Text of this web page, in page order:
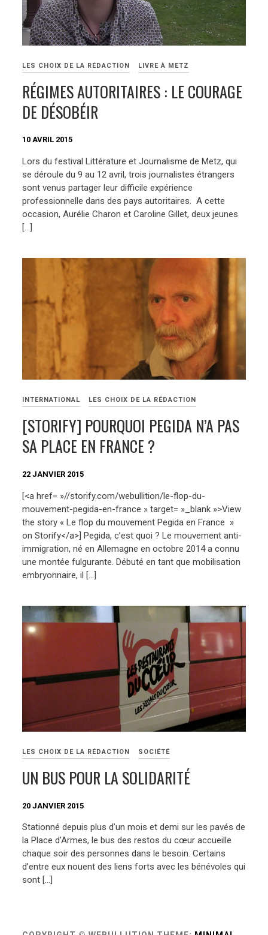
LES CHOIX DE LA RÉDACTION LIVRE À METZ
RÉGIMES AUTORITAIRES : LE COURAGE
DE DÉSOBÉIR
10 AVRIL 2015
Lors du festival Littérature et Journalisme de Metz, qui
se déroule du 9 au 12 avril, trois journalistes étrangers
sont venus partager leur difficile expérience
professionnelle dans des pays autoritaires. A cette
occasion, Aurélie Charon et Caroline Gillet, deux jeunes
[…]
INTERNATIONAL LES CHOIX DE LA RÉDACTION
[STORIFY] POURQUOI PEGIDA N’A PAS
SA PLACE EN FRANCE ?
22 JANVIER 2015
[<a href= »//storify.com/webullition/le-flop-du-
mouvement-pegida-en-france » target= »_blank »>View
the story « Le flop du mouvement Pegida en France »
on Storify</a>] Pegida, c’est quoi ? Le mouvement anti-
immigration, né en Allemagne en octobre 2014 a connu
une montée fulgurante. Débuté en tant que mobilisation
embryonnaire, il […]
LES CHOIX DE LA RÉDACTION SOCIÉTÉ
UN BUS POUR LA SOLIDARITÉ
20 JANVIER 2015
Stationné depuis plus d’un mois et demi sur les pavés de
la Place d’Armes, le bus des restos du cœur accueille
chaque soir des personnes dans le besoin. Certains
d’entre eux nouent des liens forts avec les bénévoles qui
sont […]